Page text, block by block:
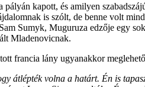
pályán kapott, és amilyen
is szólt, de benne volt
Sumyk, Muguruza edzője egy
Mladenovicnak.
francia lány ugyanakkor
átlépték volna a határt. Én is